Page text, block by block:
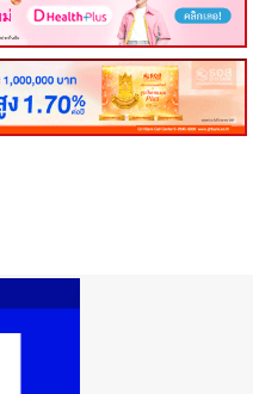
บตัวรับการเปลี่ยนผ่านด้านพลังงา
ร่วมกัน KICK OFF โครงการคู่ค